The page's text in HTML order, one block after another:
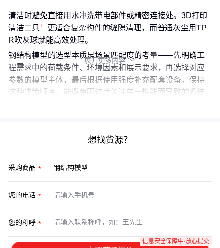
清洁时避免直接用水冲洗带电部件或精密连接处。 3D打印
清洁工具
更适合复杂构件的缝隙清理，而普通灰尘用TP
R吹灰球就能高效处理。
钢结构模型的选型本质是场景匹配度的考量——先明确工
程需求中的荷载条件、环境因素和展示要求，再选择对应
参数的模型主体，最后根据使用强度补充配套设备。保持
这种决策顺序，能避免因过度关注单一性能而导致的系统
展开更多内容 
想找货源？
采购商品
您的电话
您的称呼
信息安全保障中·放心提交